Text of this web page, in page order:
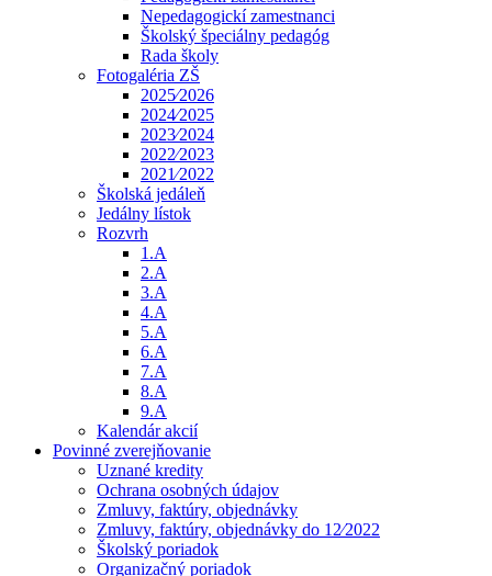
Nepedagogickí zamestnanci
Školský špeciálny pedagóg
Rada školy
Fotogaléria ZŠ
2025⁄2026
2024⁄2025
2023⁄2024
2022⁄2023
2021⁄2022
Školská jedáleň
Jedálny lístok
Rozvrh
1.A
2.A
3.A
4.A
5.A
6.A
7.A
8.A
9.A
Kalendár akcií
Povinné zverejňovanie
Uznané kredity
Ochrana osobných údajov
Zmluvy, faktúry, objednávky
Zmluvy, faktúry, objednávky do 12⁄2022
Školský poriadok
Organizačný poriadok